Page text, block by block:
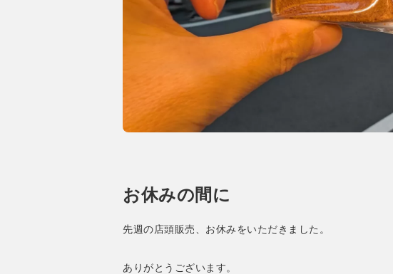
お休みの間に
先週の店頭販売、お休みをいただきました。
ありがとうございます。